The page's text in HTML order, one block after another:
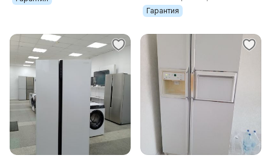
обл.
Гарантия